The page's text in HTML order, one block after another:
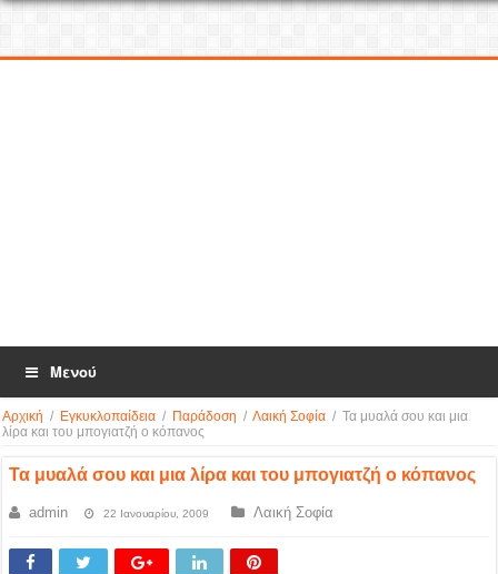
Μενού
Αρχική / Εγκυκλοπαίδεια / Παράδοση / Λαική Σοφία / Τα μυαλά σου και μια
λίρα και του μπογιατζή ο κόπανος
Τα μυαλά σου και μια λίρα και του μπογιατζή ο κόπανος
admin 22 Ιανουαρίου, 2009 Λαική Σοφία